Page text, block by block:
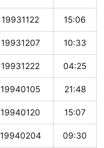
19931122 15:06
19931207 10:33
19931222 04:25
19940105 21:48
19940120 15:07
19940204 09:30